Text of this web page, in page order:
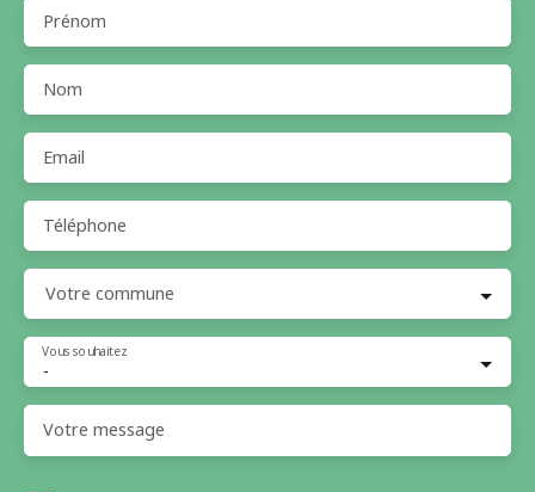
Prénom
Nom
Email
Téléphone
Votre commune
-
Vous souhaitez
Votre message